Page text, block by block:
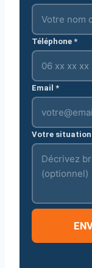
Téléphone *
Email *
Votre situation